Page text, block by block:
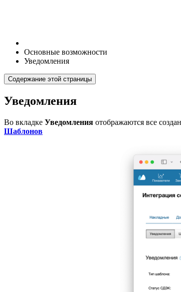
Основные возможности
Уведомления
Содержание этой страницы
Уведомления
Во вкладке Уведомления отображаются все
Шаблонов